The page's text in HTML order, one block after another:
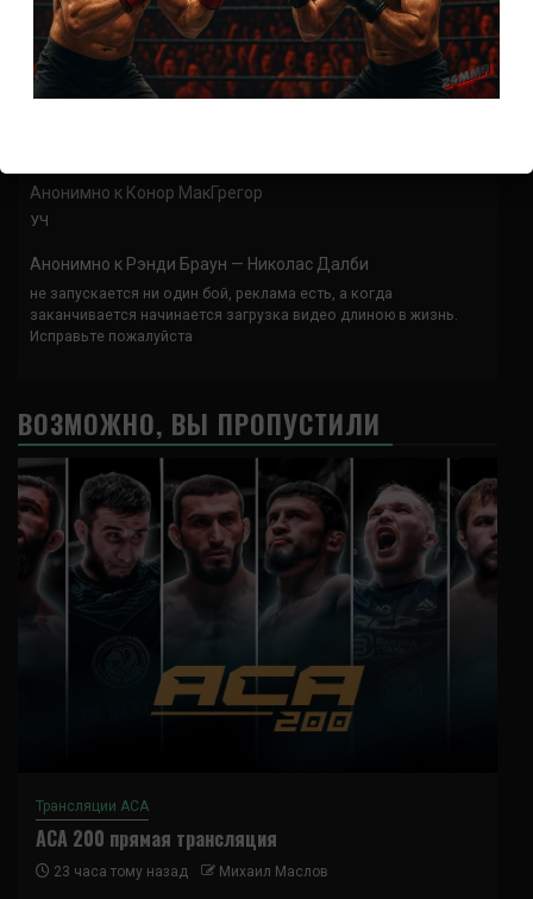
Спасибо что выложили этот супер техничный бой
Анонимнок UFC 324 прямая трансляция
А как смотреть с ноутбука?
Анонимно к Конор МакГрегор
УЧ
Анонимно к Рэнди Браун — Николас Далби
не запускается ни один бой, реклама есть, а когда
заканчивается начинается загрузка видео длиною в жизнь.
Исправьте пожалуйста
ВОЗМОЖНО, ВЫ ПРОПУСТИЛИ
Трансляции ACA
ACA 200 прямая трансляция
23 часа тому назад Михаил Маслов